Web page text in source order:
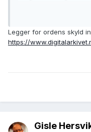
001 Hans Karlsen
Tellingskretsoversikt -
herred - Digitalarkivet
Legger for ordens skyld
https://
Gisle